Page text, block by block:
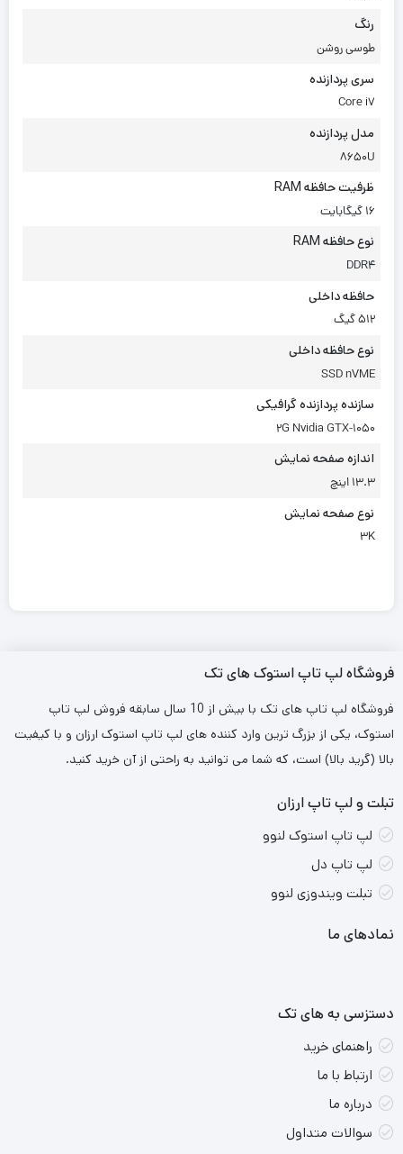
رنگ
طوسی روشن
سری پردازنده
Core i7
مدل پردازنده
8650U
ظرفیت حافظه RAM
16 گیگابایت
نوع حافظه RAM
DDR4
حافظه داخلی
512 گیگ
نوع حافظه داخلی
SSD nVME
سازنده پردازنده گرافیکی
2G Nvidia GTX-1050
اندازه صفحه نمایش
13.3 اینچ
نوع صفحه نمایش
3K
فروشگاه لپ تاپ استوک های تک
فروشگاه لپ تاپ های تک با بیش از 10 سال سابقه فروش لپ تاپ
استوک، یکی از بزرگ ترین وارد کننده های لپ تاپ استوک ارزان و با کیفیت
بالا (گرید بالا) است، که شما می توانید به راحتی از آن خرید کنید.
تبلت و لپ تاپ ارزان
لپ تاپ استوک لنوو
لپ تاپ دل
تبلت ویندوزی لنوو
نمادهای ما
دستزسی به های تک
راهنمای خرید
ارتباط با ما
درباره ما
سوالات متداول